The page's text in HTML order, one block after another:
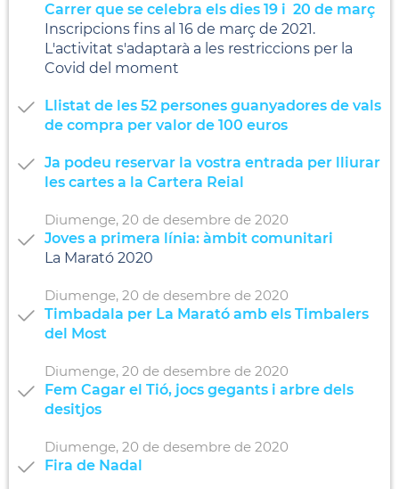
Carrer que se celebra els dies 19 i 20 de març
Inscripcions fins al 16 de març de 2021.
L'activitat s'adaptarà a les restriccions per la
Covid del moment
Llistat de les 52 persones guanyadores de vals
de compra per valor de 100 euros
Ja podeu reservar la vostra entrada per lliurar
les cartes a la Cartera Reial
Diumenge, 20 de desembre de 2020
Joves a primera línia: àmbit comunitari
La Marató 2020
Diumenge, 20 de desembre de 2020
Timbadala per La Marató amb els Timbalers
del Most
Diumenge, 20 de desembre de 2020
Fem Cagar el Tió, jocs gegants i arbre dels
desitjos
Diumenge, 20 de desembre de 2020
Fira de Nadal